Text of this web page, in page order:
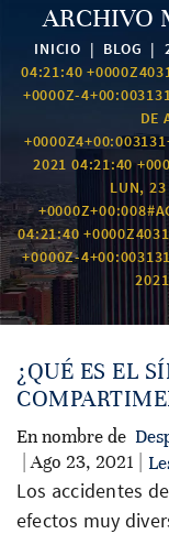
ARCHIVO
INICIO | BLOG |
04:21:40
+0000Z-
DE
2021 04:21:40
LUN,
04:21:40
+0000Z-
¿QUÉ ES EL
En nombre de
| Ago 23, 2021 |
Los accidentes
efectos muy